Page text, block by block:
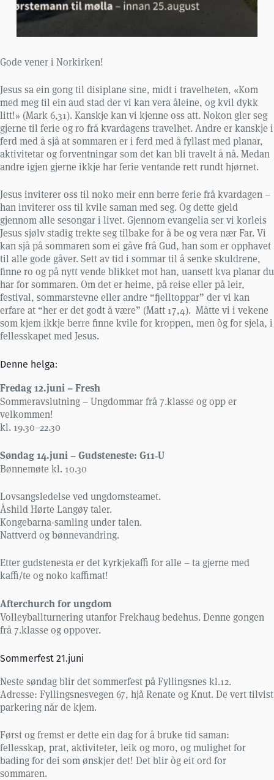
Gode vener i Norkirken!
Jesus sa ein gong til disiplane sine, midt i travelheten, «Kom
med meg til ein aud stad der vi kan vera åleine, og kvil dykk
litt!» (Mark 6,31). Kanskje kan vi kjenne oss att. Nokon gler seg
gjerne til ferie og ro frå kvardagens travelhet. Andre er kanskje i
ferd med å sjå at sommaren er i ferd med å fyllast med planar,
aktivitetar og forventningar som det kan bli travelt å nå. Medan
andre igjen gjerne ikkje har ferie ventande rett rundt hjørnet.
Jesus inviterer oss til noko meir enn berre ferie frå kvardagen –
han inviterer oss til kvile saman med seg. Og dette gjeld
gjennom alle sesongar i livet. Gjennom evangelia ser vi korleis
Jesus sjølv stadig trekte seg tilbake for å be og vera nær Far. Vi
kan sjå på sommaren som ei gåve frå Gud, han som er opphavet
til alle gode gåver. Sett av tid i sommar til å senke skuldrene,
finne ro og på nytt vende blikket mot han, uansett kva planar du
har for sommaren. Om det er heime, på reise eller på leir,
festival, sommarstevne eller andre “fjelltoppar” der vi kan
erfare at “her er det godt å være” (Matt 17,4). Måtte vi i vekene
som kjem ikkje berre finne kvile for kroppen, men òg for sjela, i
fellesskapet med Jesus.
Denne helga:
Fredag 12.juni – Fresh
Sommeravslutning – Ungdommar frå 7.klasse og opp er
velkommen!
kl. 19.30–22.30
Søndag 14.juni – Gudsteneste: G11‑U
Bønnemøte kl. 10.30
Lovsangsledelse ved ungdomsteamet.
Åshild Hørte Langøy taler.
Kongebarna-samling under talen.
Nattverd og bønnevandring.
Etter gudstenesta er det kyrkjekaffi for alle – ta gjerne med
kaffi/te og noko kaffimat!
Afterchurch for ungdom
Volleyballturnering utanfor Frekhaug bedehus. Denne gongen
frå 7.klasse og oppover.
Sommerfest 21.juni
Neste søndag blir det sommerfest på Fyllingsnes kl.12.
Adresse: Fyllingsnesvegen 67, hjå Renate og Knut. De vert tilvist
parkering når de kjem.
Først og fremst er dette ein dag for å bruke tid saman:
fellesskap, prat, aktiviteter, leik og moro, og mulighet for
bading for dei som ønskjer det! Det blir òg eit ord for
sommaren.